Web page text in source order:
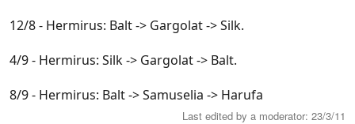
12/8 - Hermirus: Balt -> Gargolat -> Silk.
4/9 - Hermirus: Silk -> Gargolat -> Balt.
8/9 - Hermirus: Balt -> Samuselia -> Harufa
Last edited by a moderator: 23/3/11